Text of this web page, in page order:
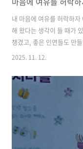
내 마음에 여유를 허락하
해 왔다는 생각이 들 때가
챙겼고, 좋은 인연들도 만
쁠 것이 없다. 그런데....왜
만들고, 그들을 다시 보게
뢰, 그리고 느긋함이 아닐
가지기 위해 움직이는 활
하듯이 움직였다는 것을 깨
진 상태였고, 그런 휴식을
2025. 11. 12.